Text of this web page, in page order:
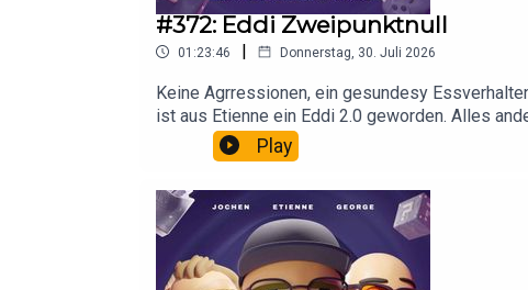
#372: Eddi Zweipunktnull
01:23:46 | Donnerstag, 30. Juli 2026
Keine Agrressionen, ein gesundesy
ist aus Etienne ein Eddi 2.0 geworden. Alles
Play